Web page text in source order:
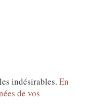
indésirables. En
de vos